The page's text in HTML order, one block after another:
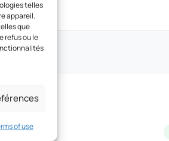
telles
appareil.
que
refus ou le
of use